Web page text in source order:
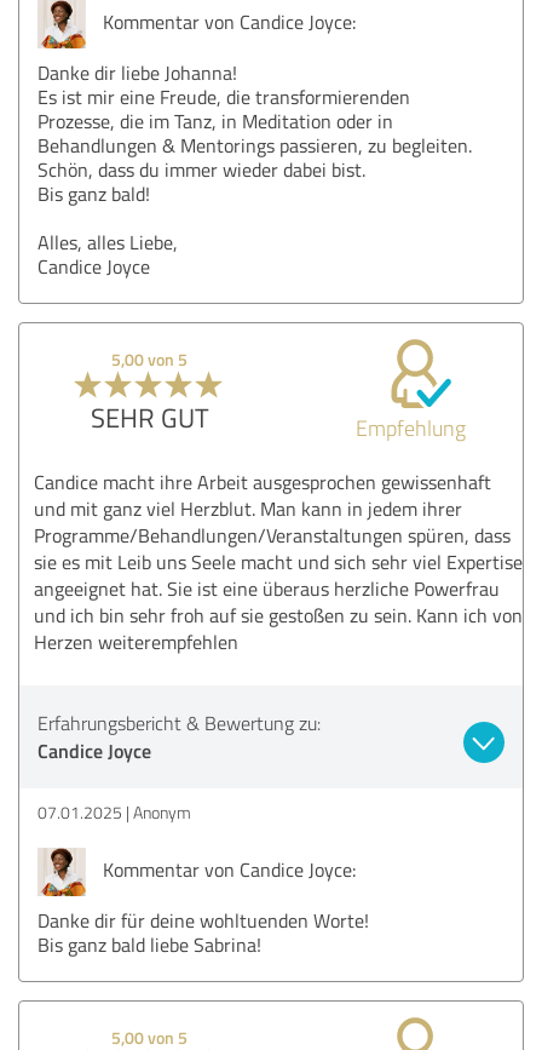
Kommentar von Candice Joyce:
Danke dir liebe Johanna!
Es ist mir eine Freude, die transformierenden
Prozesse, die im Tanz, in Meditation oder in
Behandlungen & Mentorings passieren, zu begleiten.
Schön, dass du immer wieder dabei bist.
Bis ganz bald!
Alles, alles Liebe,
Candice Joyce
5,00 von 5
SEHR GUT Empfehlung
Candice macht ihre Arbeit ausgesprochen gewissenhaft
und mit ganz viel Herzblut. Man kann in jedem ihrer
Programme/Behandlungen/Veranstaltungen spüren, dass
sie es mit Leib uns Seele macht und sich sehr viel Expertise
angeeignet hat. Sie ist eine überaus herzliche Powerfrau
und ich bin sehr froh auf sie gestoßen zu sein. Kann ich von
Herzen weiterempfehlen
Erfahrungsbericht & Bewertung zu:
Candice Joyce
07.01.2025 Anonym
Kommentar von Candice Joyce:
Danke dir für deine wohltuenden Worte!
Bis ganz bald liebe Sabrina!
5,00 von 5